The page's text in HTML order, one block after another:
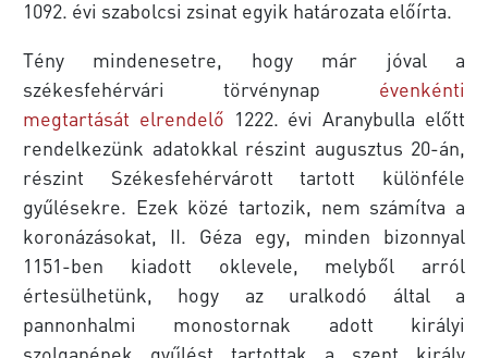
1092. évi szabolcsi zsinat egyik határozata előírta.
Tény mindenesetre, hogy már jóval a
székesfehérvári törvénynap évenkénti
megtartását elrendelő 1222. évi Aranybulla előtt
rendelkezünk adatokkal részint augusztus 20-án,
részint Székesfehérvárott tartott különféle
gyűlésekre. Ezek közé tartozik, nem számítva a
koronázásokat, II. Géza egy, minden bizonnyal
1151-ben kiadott oklevele, melyből arról
értesülhetünk, hogy az uralkodó által a
pannonhalmi monostornak adott királyi